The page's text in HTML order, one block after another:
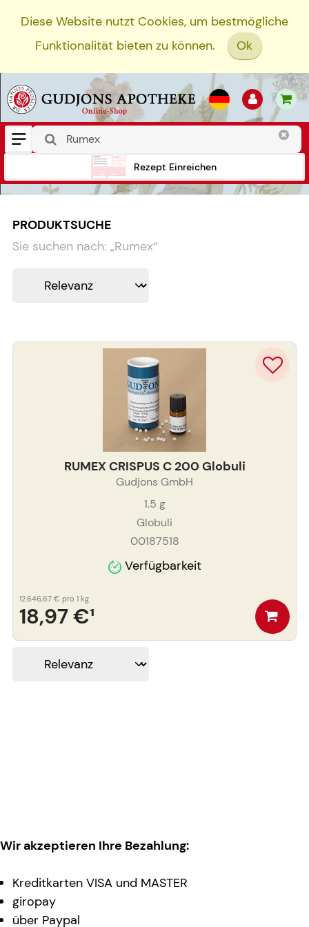
Diese Website nutzt Cookies, um bestmögliche
Funktionalität bieten zu können.
Ok
Rezept Einreichen
PRODUKTSUCHE
Sie suchen nach: „Rumex“
RUMEX CRISPUS C 200 Globuli
Gudjons GmbH
1.5 g
Globuli
00187518
Verfügbarkeit
18,97 €¹
12.646,67 € pro 1 kg
Wir akzeptieren Ihre Bezahlung:
Kreditkarten VISA und MASTER
giropay
über Paypal